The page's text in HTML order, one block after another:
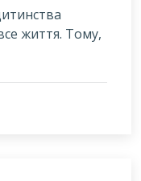
життя. Тому,